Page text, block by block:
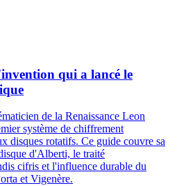
qui a lancé le
de la Renaissance Leon
système de chiffrement
disques rotatifs. Ce guide couvre sa
d'Alberti, le traité
cifris et l'influence durable du
et Vigenère.